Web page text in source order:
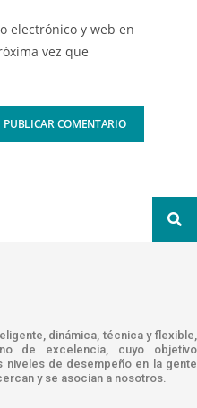
electrónico y web en
vez que
dinámica, técnica y flexible,
de excelencia, cuyo objetivo
de desempeño en la gente
y se asocian a nosotros.